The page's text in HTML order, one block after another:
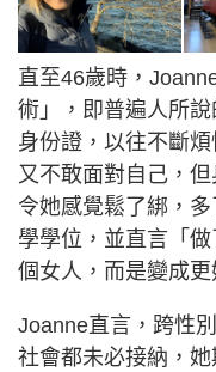
直至46歲時，
術」，即普遍人所
身份證，以往不斷
又不敢面對自己，
令她感覺鬆了綁，
學學位，並直言「
個女人，而是變成更
Joanne直言，跨性
社會都未必接納，